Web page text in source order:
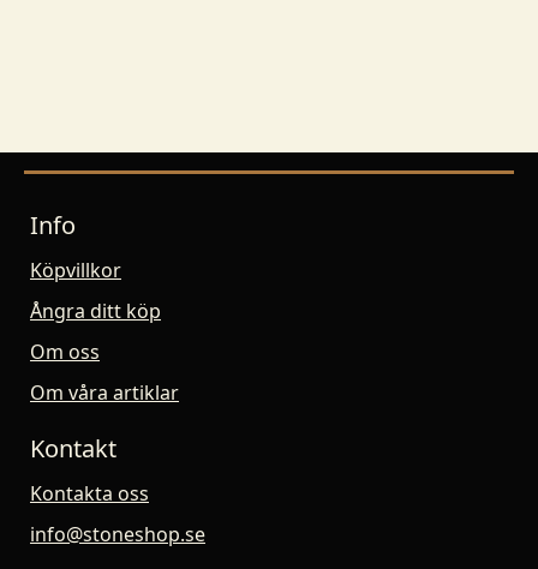
Info
Köpvillkor
Ångra ditt köp
Om oss
Om våra artiklar
Kontakt
Kontakta oss
info@stoneshop.se